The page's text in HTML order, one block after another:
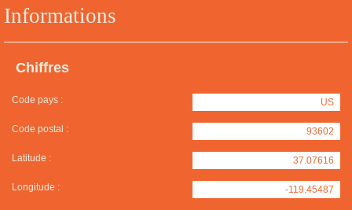
Informations
Chiffres
Code pays : US
Code postal : 93602
Latitude : 37.07616
Longitude : -119.45487